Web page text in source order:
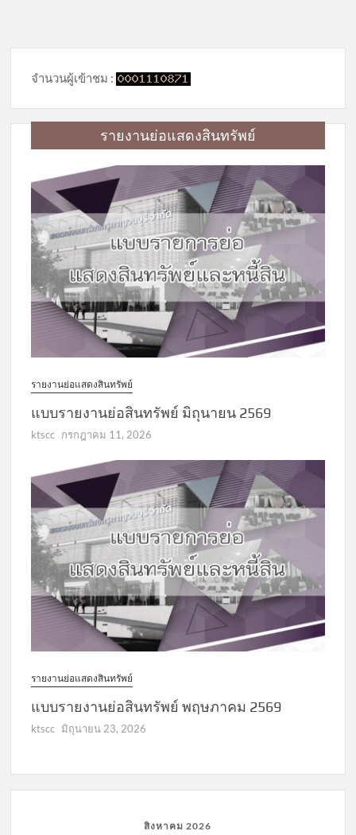
จำนวนผู้เข้าชม :
รายงานย่อแสดงสินทรัพย์
รายงานย่อแสดงสินทรัพย์
แบบรายงานย่อสินทรัพย์ มิถุนายน 2569
ktscc กรกฎาคม 11, 2026
รายงานย่อแสดงสินทรัพย์
แบบรายงานย่อสินทรัพย์ พฤษภาคม 2569
ktscc มิถุนายน 23, 2026
สิงหาคม 2026